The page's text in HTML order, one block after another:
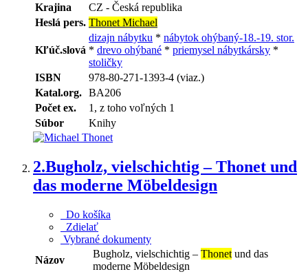
Krajina
CZ - Česká republika
Heslá pers. Thonet Michael
Kľúč.slová
dizajn nábytku * nábytok ohýbaný-18.-19. stor.
* drevo ohýbané * priemysel nábytkársky *
stoličky
ISBN
978-80-271-1393-4 (viaz.)
Katal.org. BA206
Počet ex.
1, z toho voľných 1
Súbor
Knihy
2.Bugholz, vielschichtig – Thonet und
das moderne Möbeldesign
Do košíka
Zdielať
Vybrané dokumenty
Názov
Bugholz, vielschichtig – Thonet und das
moderne Möbeldesign